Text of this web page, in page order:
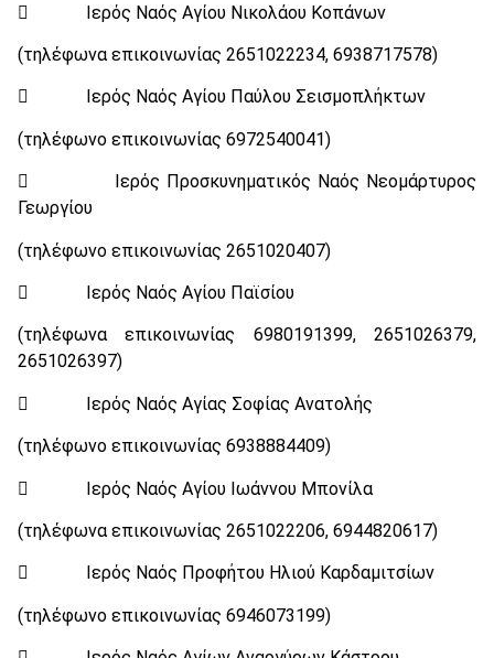
 Ιερός Ναός Αγίου Νικολάου Κοπάνων
(τηλέφωνα επικοινωνίας 2651022234, 6938717578)
 Ιερός Ναός Αγίου Παύλου Σεισμοπλήκτων
(τηλέφωνο επικοινωνίας 6972540041)
 Ιερός Προσκυνηματικός Ναός Νεομάρτυρος
Γεωργίου
(τηλέφωνο επικοινωνίας 2651020407)
 Ιερός Ναός Αγίου Παϊσίου
(τηλέφωνα επικοινωνίας 6980191399, 2651026379,
2651026397)
 Ιερός Ναός Αγίας Σοφίας Ανατολής
(τηλέφωνο επικοινωνίας 6938884409)
 Ιερός Ναός Αγίου Ιωάννου Μπονίλα
(τηλέφωνα επικοινωνίας 2651022206, 6944820617)
 Ιερός Ναός Προφήτου Ηλιού Καρδαμιτσίων
(τηλέφωνο επικοινωνίας 6946073199)